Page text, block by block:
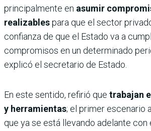
principalmente en asumir
realizablespara que el sector
confianza de que el Estado va a
compromisos en un determinado
explicó el secretario de Estado.
En este sentido, refirió que trabajan
y herramientas; el primer escenario
que ya se está llevando adelante con